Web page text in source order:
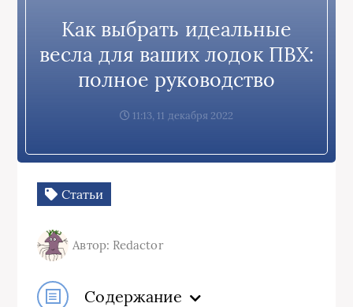
Как выбрать идеальные
весла для ваших лодок ПВХ:
полное руководство
11:13, 11 декабря 2022
Статьи
Автор: Redactor
Содержание